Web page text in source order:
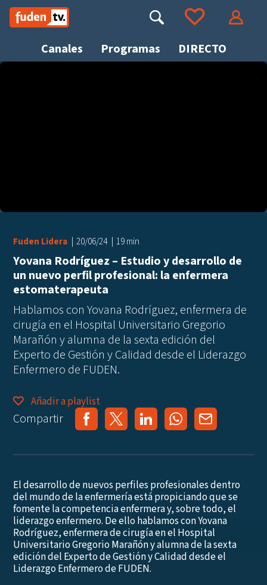
Saltar
contenido
Canales Programas DIRECTO
Buscar Ir a tus favoritos
Fuden Lidera 20/06/24 19 min
Yovana Rodríguez – Estudio y desarrollo de
un nuevo perfil profesional: la enfermera
estomaterapeuta
Hablamos con Yovana Rodríguez, enfermera de
cirugía en el Hospital Universitario Gregorio
Marañón y alumna de la sexta edición del
Experto de Gestión y Calidad desde el Liderazgo
Enfermero de FUDEN.
Añadir a playlist
Compartir
El desarrollo de nuevos perfiles profesionales dentro
del mundo de la enfermería está propiciando que se
fomente la competencia enfermera y, sobre todo, el
liderazgo enfermero. De ello hablamos con Yovana
Rodríguez, enfermera de cirugía en el Hospital
Universitario Gregorio Marañón y alumna de la sexta
edición del Experto de Gestión y Calidad desde el
Liderazgo Enfermero de FUDEN.